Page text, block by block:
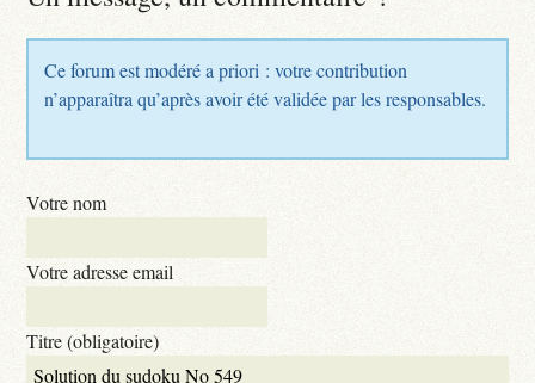
Ce forum est modéré a priori : votre contribution
n’apparaîtra qu’après avoir été validée par les responsables.
Votre nom
Votre adresse email
Titre (obligatoire)